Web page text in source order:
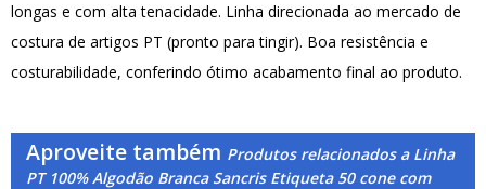
longas e com alta tenacidade. Linha direcionada ao mercado de
costura de artigos PT (pronto para tingir). Boa resistência e
costurabilidade, conferindo ótimo acabamento final ao produto.
Aproveite também Produtos relacionados a Linha
PT 100% Algodão Branca Sancris Etiqueta 50 cone com